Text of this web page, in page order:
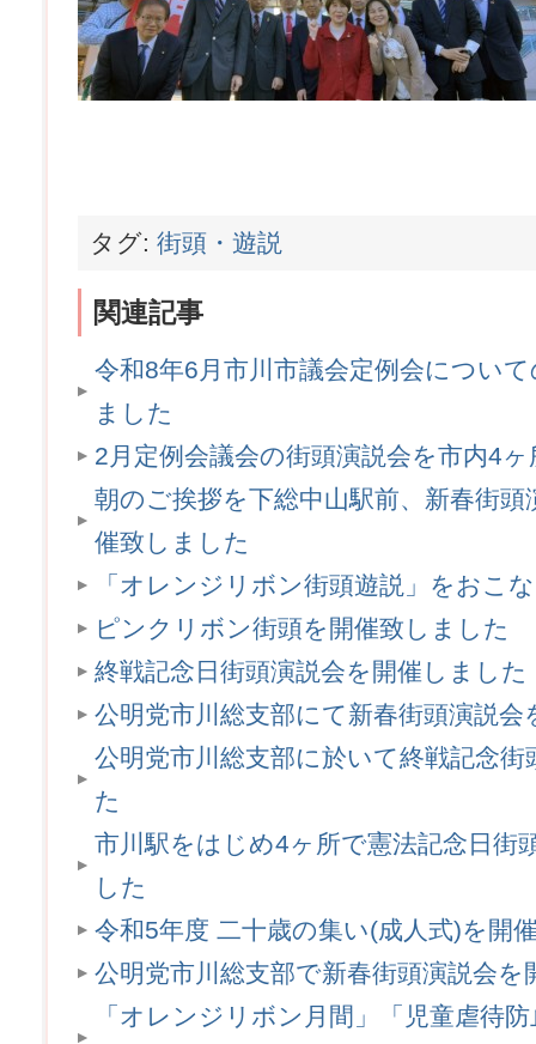
タグ: 街頭・遊説
関連記事
令和8年6月市川市議会定例会につい
ました
2月定例会議会の街頭演説会を市内4
朝のご挨拶を下総中山駅前、新春街
催致しました
「オレンジリボン街頭遊説」をおこ
ピンクリボン街頭を開催致しました
終戦記念日街頭演説会を開催しました
公明党市川総支部にて新春街頭演説
公明党市川総支部に於いて終戦記念
た
市川駅をはじめ4ヶ所で憲法記念日街
した
令和5年度 二十歳の集い(成人式)を開
公明党市川総支部で新春街頭演説会を
「オレンジリボン月間」「児童虐待